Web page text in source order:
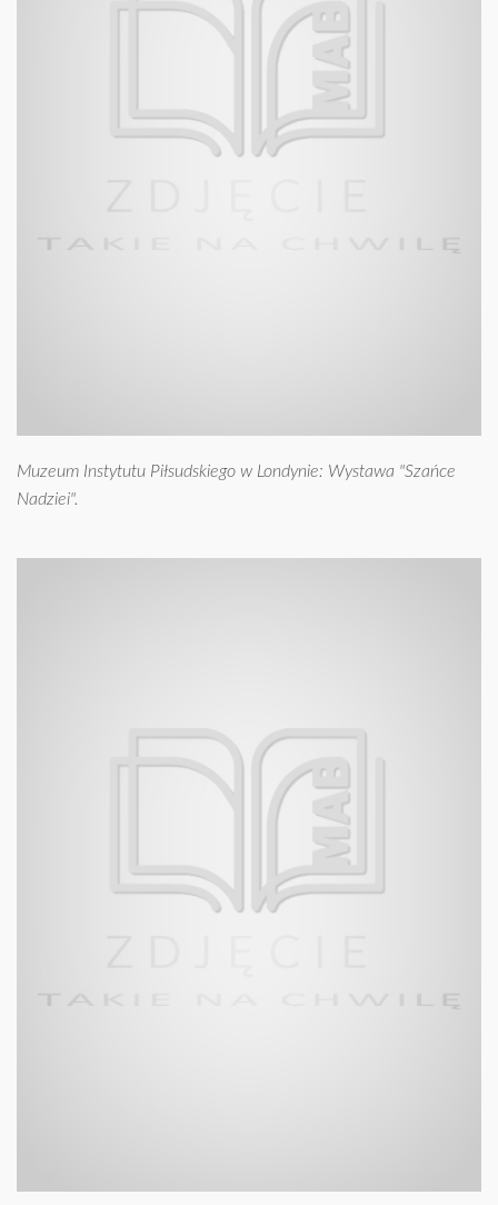
Muzeum Instytutu Piłsudskiego w Londynie: Wystawa "Szańce
Nadziei".